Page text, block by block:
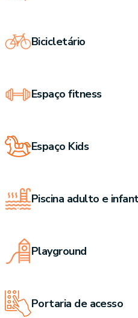
Bicicletário
Espaço fitness
Espaço Kids
Piscina adulto e
Playground
Portaria de acesso